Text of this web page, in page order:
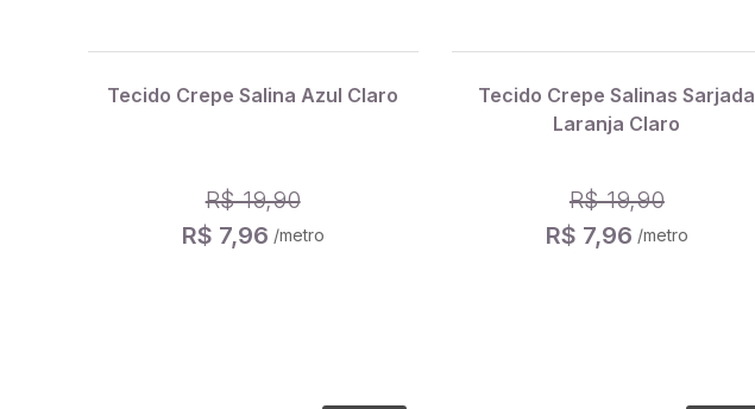
Tecido Crepe Salina Azul Claro
R$ 19,90
R$ 7,96 /metro
Tecido Crepe Salinas Sarjada
Laranja Claro
R$ 19,90
R$ 7,96 /metro